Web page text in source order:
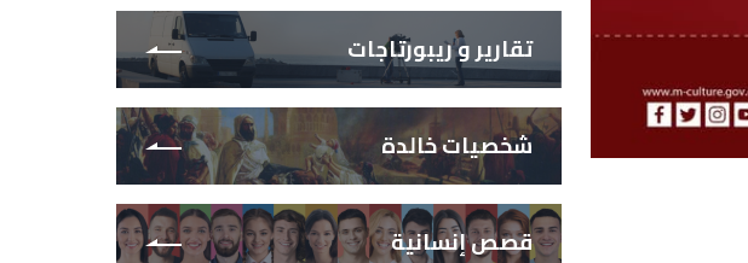
تقارير و ريبورتاجات
شخصيات خالدة
قصص إنسانية